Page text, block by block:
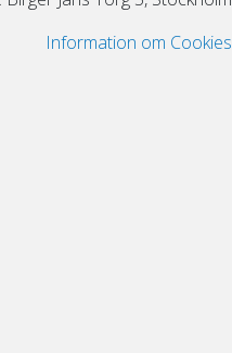
Information om Cookies